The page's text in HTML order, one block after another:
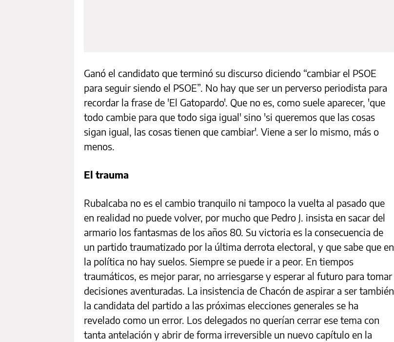
Ganó el candidato que terminó su discurso diciendo “cambiar el PSOE
para seguir siendo el PSOE”. No hay que ser un perverso periodista para
recordar la frase de 'El Gatopardo'. Que no es, como suele aparecer, 'que
todo cambie para que todo siga igual' sino 'si queremos que las cosas
sigan igual, las cosas tienen que cambiar'. Viene a ser lo mismo, más o
menos.
El trauma
Rubalcaba no es el cambio tranquilo ni tampoco la vuelta al pasado que
en realidad no puede volver, por mucho que Pedro J. insista en sacar del
armario los fantasmas de los años 80. Su victoria es la consecuencia de
un partido traumatizado por la última derrota electoral, y que sabe que en
la política no hay suelos. Siempre se puede ir a peor. En tiempos
traumáticos, es mejor parar, no arriesgarse y esperar al futuro para tomar
decisiones aventuradas. La insistencia de Chacón de aspirar a ser también
la candidata del partido a las próximas elecciones generales se ha
revelado como un error. Los delegados no querían cerrar ese tema con
tanta antelación y abrir de forma irreversible un nuevo capítulo en la